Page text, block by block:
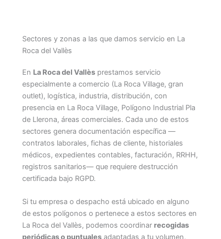
Sectores y zonas a las que damos servicio en La
Roca del Vallès
En La Roca del Vallès prestamos servicio
especialmente a comercio (La Roca Village, gran
outlet), logística, industria, distribución, con
presencia en La Roca Village, Polígono Industrial Pla
de Llerona, áreas comerciales. Cada uno de estos
sectores genera documentación específica —
contratos laborales, fichas de cliente, historiales
médicos, expedientes contables, facturación, RRHH,
registros sanitarios— que requiere destrucción
certificada bajo RGPD.
Si tu empresa o despacho está ubicado en alguno
de estos polígonos o pertenece a estos sectores en
La Roca del Vallès, podemos coordinar recogidas
periódicas o puntuales adaptadas a tu volumen,